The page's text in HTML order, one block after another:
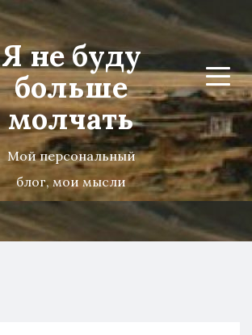
Я не буду
больше
молчать
Мой персональный
блог, мои мысли
Menu